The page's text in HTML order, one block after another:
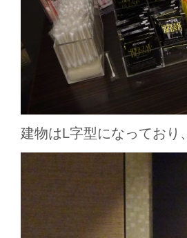
建物はL字型になっており、